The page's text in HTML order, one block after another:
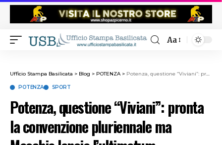
Aa
Ufficio Stampa Basilicata > Blog > POTENZA> Potenza, questione “Viviani”: pronta la convenzione pluriennale ma Macchia lancia l’ultimatum
POTENZA SPORT
Potenza, questione “Viviani”: pronta
la convenzione pluriennale ma